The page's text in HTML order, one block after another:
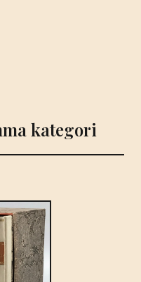
kategori